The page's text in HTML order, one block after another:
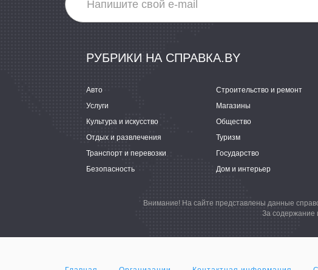
РУБРИКИ НА СПРАВКА.BY
Авто Строительство и ремонт
Услуги
Магазины
Культура и искусство
Общество
Отдых и развлечения
Туризм
Транспорт и перевозки
Государство
Безопасность
Дом и интерьер
Внимание! На сайте представлены данные
За содержание